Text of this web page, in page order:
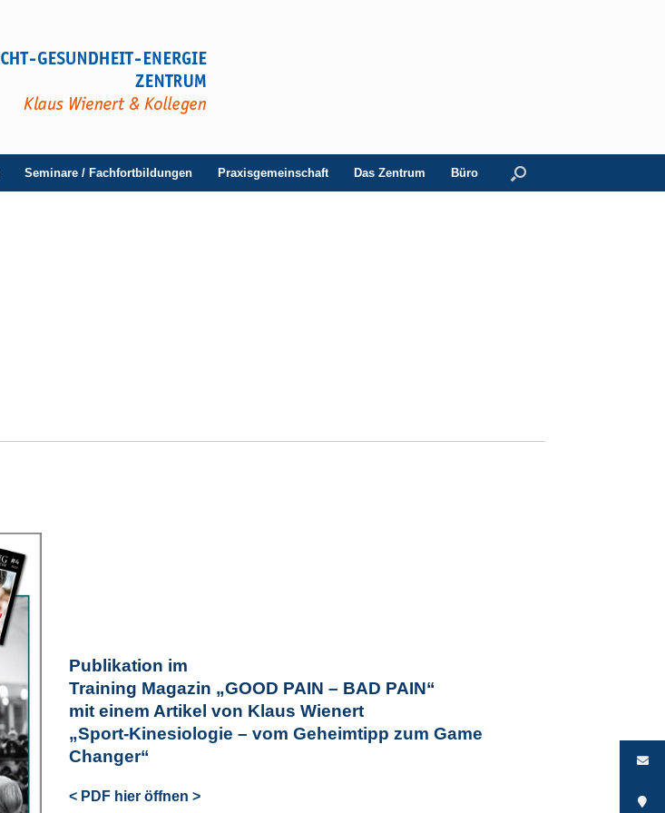
Seminare / Fachfortbildungen Praxisgemeinschaft Das Zentrum Büro
Publikation im
Training Magazin „GOOD PAIN – BAD PAIN“
mit einem Artikel von Klaus Wienert
„Sport-Kinesiologie – vom Geheimtipp zum Game
Changer“
< PDF hier öffnen >